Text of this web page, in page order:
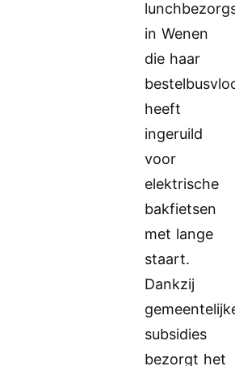
in Wenen
die haar
heeft
ingeruild
voor
elektrische
bakfietsen
met lange
staart.
Dankzij
subsidies
bezorgt het